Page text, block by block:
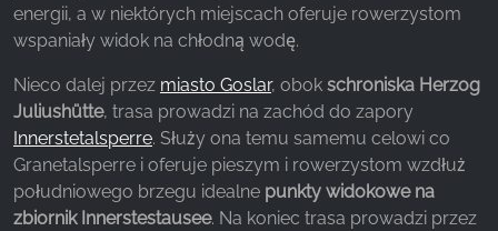
energii, a w niektórych miejscach oferuje rowerzystom
wspaniały widok na chłodną wodę.
Nieco dalej przez miasto Goslar, obok schroniska Herzog
Juliushütte, trasa prowadzi na zachód do zapory
Innerstetalsperre. Służy ona temu samemu celowi co
Granetalsperre i oferuje pieszym i rowerzystom wzdłuż
południowego brzegu idealne punkty widokowe na
zbiornik Innerstestausee. Na koniec trasa prowadzi przez
Statystyczne pliki cookie zbierają informacje
anonimowo. Informacje te pomagają nam
z naszej witryny.
Google Analytics
Name:
_ga, _gid, _gac_gb_